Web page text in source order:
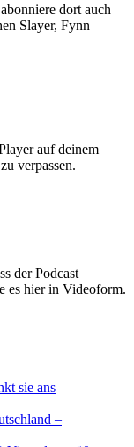
dort auch
Slayer, Fynn
auf deinem
verpassen.
der Podcast
es hier in Videoform.
sie ans
–